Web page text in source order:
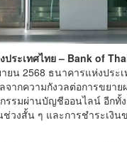
ประเทศไทย – Bank of
ยน 2568 ธนาคารแห่งประ
จากความกังวลต่อการขย
รรมผ่านบัญชีออนไลน์ อีก
วงสั้น ๆ และการชำระเงิ